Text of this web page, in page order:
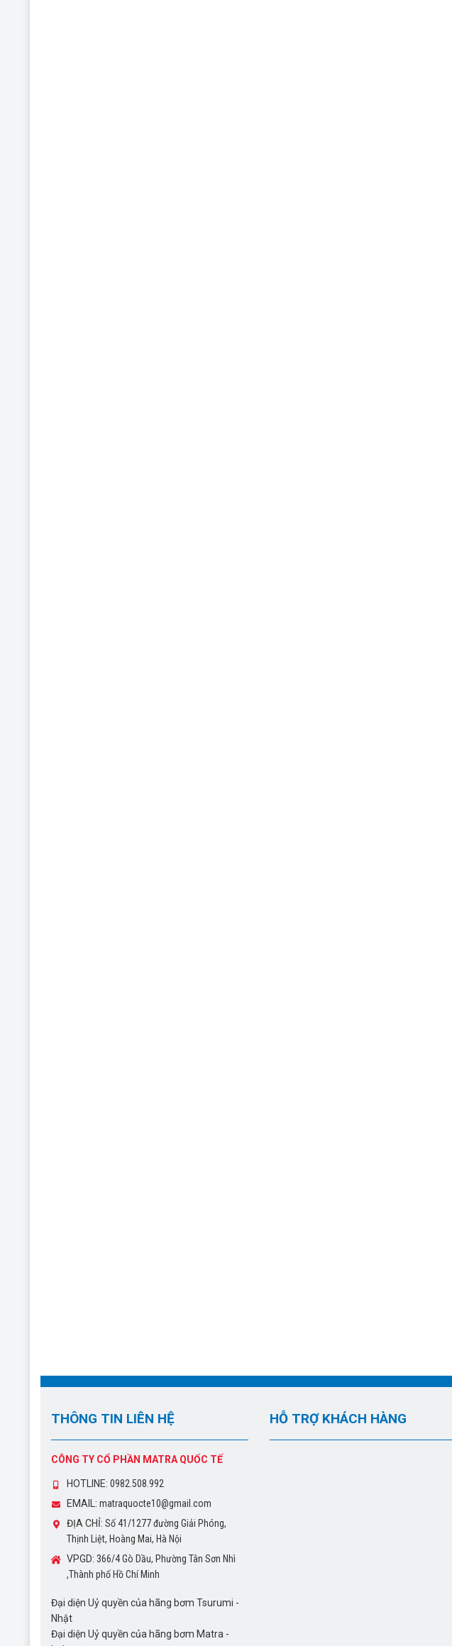
THÔNG TIN LIÊN HỆ
CÔNG TY CỔ PHẦN MATRA QUỐC TẾ
HOTLINE: 0982.508.992
EMAIL: matraquocte10@gmail.com
ĐỊA CHỈ: Số 41/1277 đường Giải Phóng,
Thịnh Liệt, Hoàng Mai, Hà Nội
VPGD: 366/4 Gò Dầu, Phường Tân Sơn Nhì
,Thành phố Hồ Chí Minh
Đại diện Uỷ quyền của hãng bơm Tsurumi -
Nhật
Đại diện Uỷ quyền của hãng bơm Matra -
HỖ TRỢ KHÁCH HÀNG